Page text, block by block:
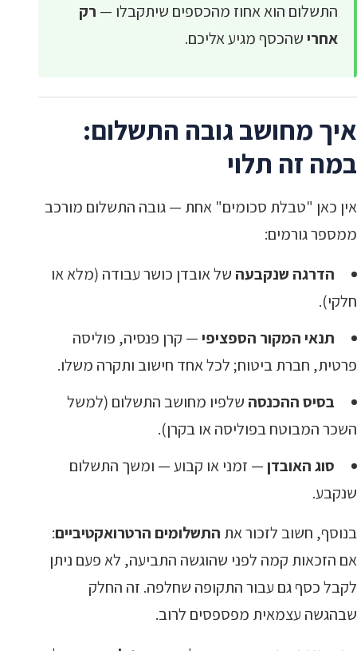
התשלום הוא אחוז מהכספים שיתקבלו — רק
אחרישהכסף מגיע אליכם.
איך מחושב גובה התשלום:
במה זה תלוי
אין כאן "טבלת סכומים" אחת — גובה התשלום מורכב
ממספר גורמים:
הדרגה שנקבעה של אובדן כושר עבודה (מלא או
חלקי).
תנאי המקור הספציפי— קרן פנסיה, פוליסה
פרטית, חברת ביטוח; לכל אחד חישוב ותקרה משלו.
בסיס ההכנסה שלפיו מחושב התשלום (למשל
השכר המבוטח בפוליסה או בקרן).
סוג האובדן— זמני או קבוע — ומשך התשלום
שנקבע.
בנוסף, חשוב לזכור את התשלומים הרטרואקטיביים:
אם הזכאות קמה לפני שהוגשה התביעה, לא פעם ניתן
לקבל כסף גם עבור התקופה שחלפה. זה החלק
שבהגשה עצמאית מפספסים לרוב.